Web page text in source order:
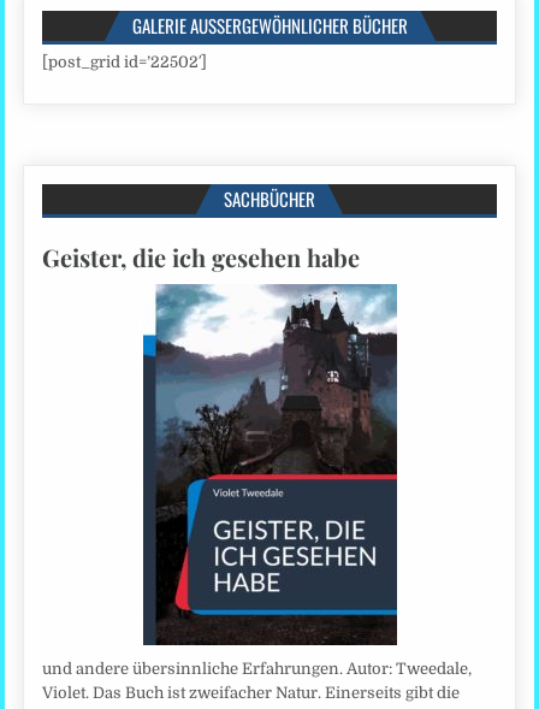
GALERIE AUSSERGEWÖHNLICHER BÜCHER
[post_grid id=’22502′]
SACHBÜCHER
Geister, die ich gesehen habe
und andere übersinnliche Erfahrungen. Autor: Tweedale,
Violet. Das Buch ist zweifacher Natur. Einerseits gibt die